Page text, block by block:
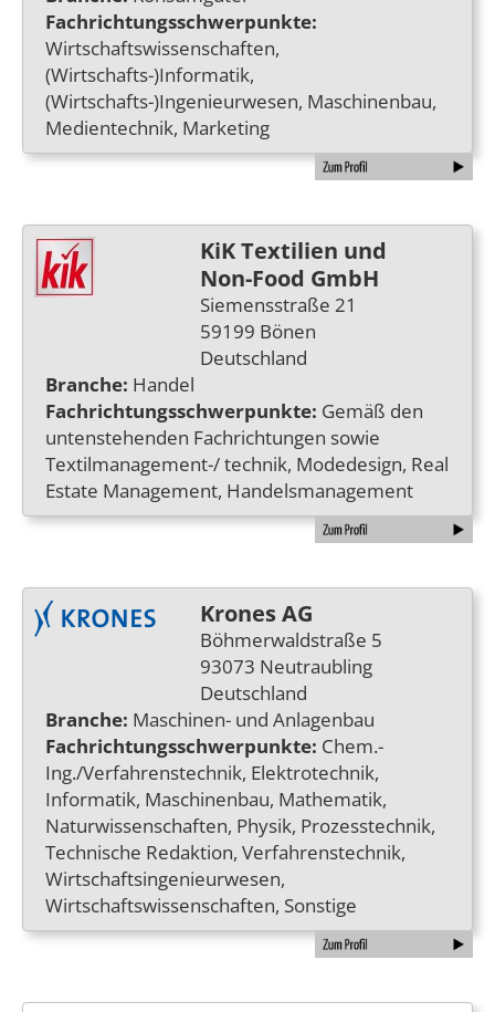
Fachrichtungsschwerpunkte:
Wirtschaftswissenschaften,
(Wirtschafts-)Informatik,
(Wirtschafts-)Ingenieurwesen, Maschinenbau,
Medientechnik, Marketing
KiK Textilien und
Non-Food GmbH
Siemensstraße 21
59199 Bönen
Deutschland
Branche: Handel
Fachrichtungsschwerpunkte: Gemäß den
untenstehenden Fachrichtungen sowie
Textilmanagement-/ technik, Modedesign, Real
Estate Management, Handelsmanagement
Krones AG
Böhmerwaldstraße 5
93073 Neutraubling
Deutschland
Branche: Maschinen- und Anlagenbau
Fachrichtungsschwerpunkte: Chem.-
Ing./Verfahrenstechnik, Elektrotechnik,
Informatik, Maschinenbau, Mathematik,
Naturwissenschaften, Physik, Prozesstechnik,
Technische Redaktion, Verfahrenstechnik,
Wirtschaftsingenieurwesen,
Wirtschaftswissenschaften, Sonstige